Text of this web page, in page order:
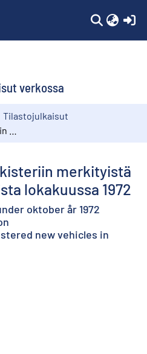
verkossa
Tilastojulkaisut
merkityistä
lokakuussa 1972
oktober år 1972
new vehicles in